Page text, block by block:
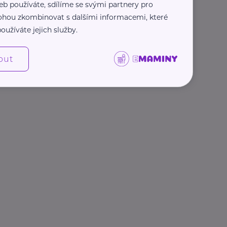
používáte, sdílíme se svými partnery pro
zkombinovat s dalšími informacemi, které
jejich služby.